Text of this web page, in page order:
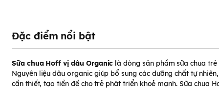
Đặc điểm nổi bật
Sữa chua Hoff vị dâu Organic là dòng sản phẩm sữa chua
Nguyên liệu dâu organic giúp bổ sung các dưỡng chất tự
cần thiết, tạo tiền đề cho trẻ phát triển khoẻ mạnh. Sữa chua